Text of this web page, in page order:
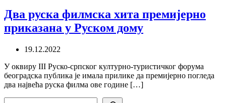
Два руска филмска хита премијерно
приказана у Руском дому
19.12.2022
У оквиру III Руско-српског културно-туристичког форума
београдска публика је имала прилике да премијерно погледа
два највећа руска филма ове године […]